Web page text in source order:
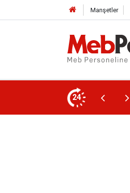
Manşetler
24
Yeni Düzenlemeleri Duyurdu